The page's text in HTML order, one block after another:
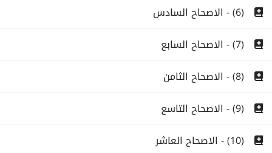
(6) - الاصحاح السادس
(7) - الاصحاح السابع
(8) - الاصحاح الثامن
(9) - الاصحاح التاسع
(10) - الاصحاح العاشر